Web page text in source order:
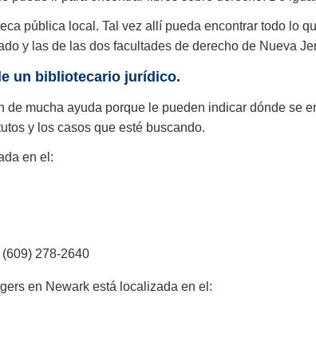
pública local. Tal vez allí pueda encontrar todo lo
y las de las dos facultades de derecho de Nueva
un bibliotecario jurídico.
de mucha ayuda porque le pueden indicar dónde se
y los casos que esté buscando.
en el:
278-2640
en Newark está localizada en el: